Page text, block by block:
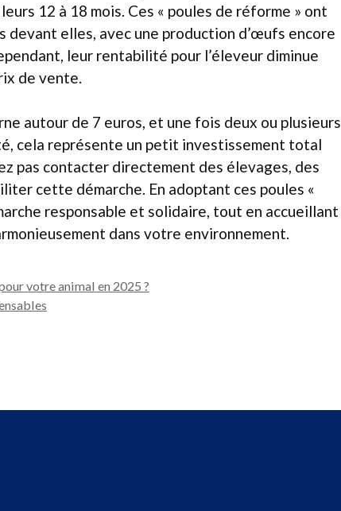
12 à 18 mois. Ces « poules de réforme » ont
devant elles, avec une production d’œufs encore
leur rentabilité pour l’éleveur diminue
de vente.
autour de 7 euros, et une fois deux ou plusieurs
cela représente un petit investissement total
pas contacter directement des élevages, des
cette démarche. En adoptant ces poules «
responsable et solidaire, tout en accueillant
dans votre environnement.
votre animal en 2025 ?